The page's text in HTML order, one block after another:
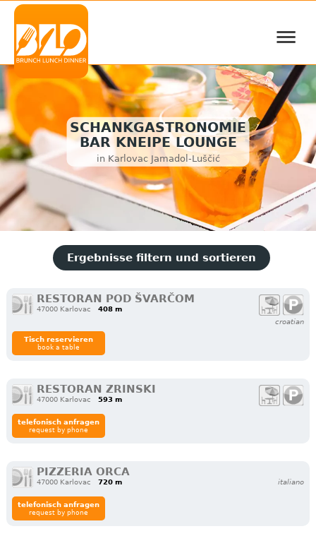
≡
SCHANKGASTRONOMIE
BAR KNEIPE LOUNGE
in Karlovac Jamadol-Luščić
Ergebnisse filtern und sortieren
RESTORAN POD ŠVARČOM
47000 Karlovac
408 m
croatian
Tisch reservieren
book a table
RESTORAN ZRINSKI
47000 Karlovac 593 m
telefonisch anfragen
request by phone
PIZZERIA ORCA
47000 Karlovac 720 m italiano
telefonisch anfragen
request by phone